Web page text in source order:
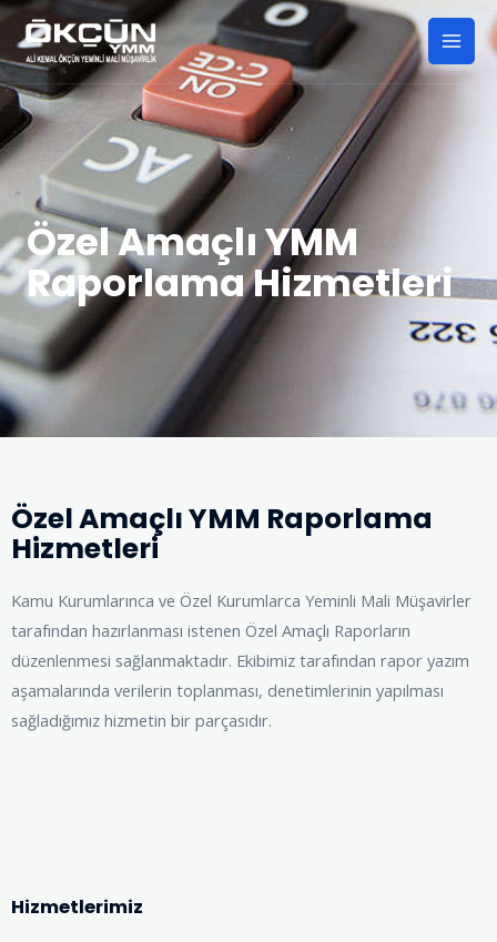
Özel Amaçlı YMM
Raporlama Hizmetleri
Özel Amaçlı YMM Raporlama
Hizmetleri
Kamu Kurumlarınca ve Özel Kurumlarca Yeminli Mali Müşavirler
tarafından hazırlanması istenen Özel Amaçlı Raporların
düzenlenmesi sağlanmaktadır. Ekibimiz tarafından rapor yazım
aşamalarında verilerin toplanması, denetimlerinin yapılması
sağladığımız hizmetin bir parçasıdır.
Hizmetlerimiz